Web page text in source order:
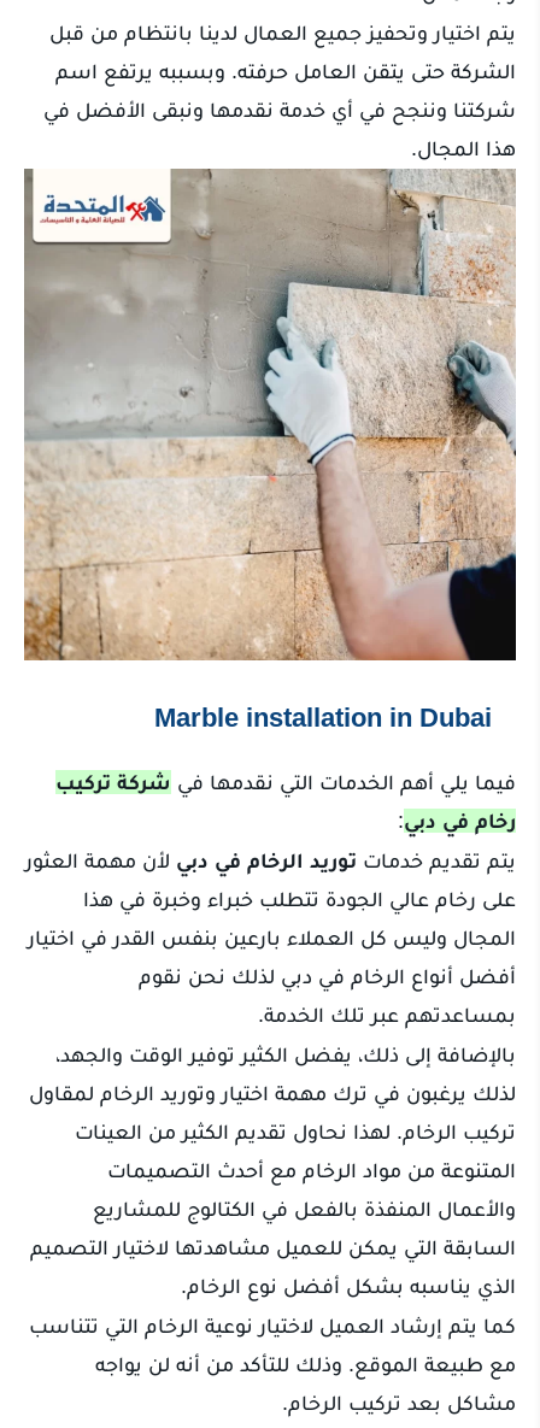
يتم اختيار وتحفيز جميع العمال لدينا بانتظام من قبل
الشركة حتى يتقن العامل حرفته. وبسببه يرتفع اسم
شركتنا وننجح في أي خدمة نقدمها ونبقى الأفضل في
هذا المجال.
Marble installation in Dubai
فيما يلي أهم الخدمات التي نقدمها في شركة تركيب
رخام في دبي:
يتم تقديم خدمات توريد الرخام في دبي لأن مهمة العثور
على رخام عالي الجودة تتطلب خبراء وخبرة في هذا
المجال وليس كل العملاء بارعين بنفس القدر في اختيار
أفضل أنواع الرخام في دبي لذلك نحن نقوم
بمساعدتهم عبر تلك الخدمة.
بالإضافة إلى ذلك، يفضل الكثير توفير الوقت والجهد،
لذلك يرغبون في ترك مهمة اختيار وتوريد الرخام لمقاول
تركيب الرخام. لهذا نحاول تقديم الكثير من العينات
المتنوعة من مواد الرخام مع أحدث التصميمات
والأعمال المنفذة بالفعل في الكتالوج للمشاريع
السابقة التي يمكن للعميل مشاهدتها لاختيار التصميم
الذي يناسبه بشكل أفضل نوع الرخام.
كما يتم إرشاد العميل لاختيار نوعية الرخام التي تتناسب
مع طبيعة الموقع. وذلك للتأكد من أنه لن يواجه
مشاكل بعد تركيب الرخام.